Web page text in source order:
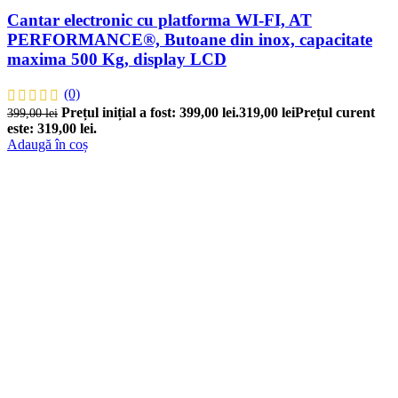
Cantar electronic cu platforma WI-FI, AT
PERFORMANCE®, Butoane din inox, capacitate
maxima 500 Kg, display LCD
(0)
399,00lei Prețul inițial a fost: 399,00 lei.319,00 leiPrețul curent
este: 319,00 lei.
Adaugă în coș